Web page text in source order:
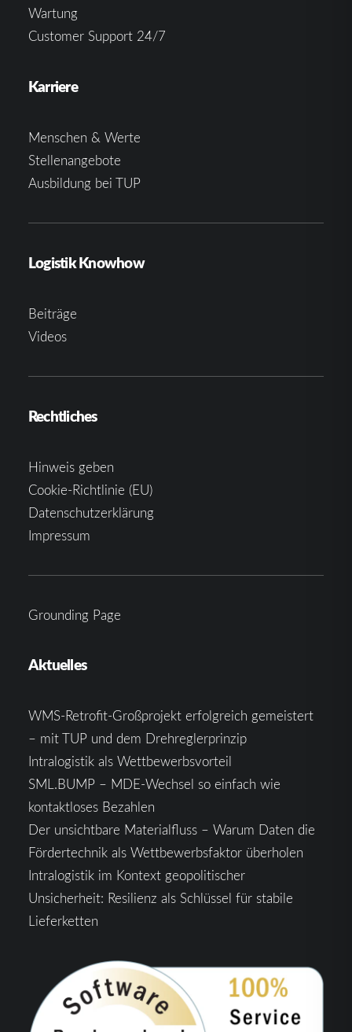
Wartung
Customer Support 24/7
Karriere
Menschen & Werte
Stellenangebote
Ausbildung bei TUP
Logistik Knowhow
Beiträge
Videos
Rechtliches
Hinweis geben
Cookie-Richtlinie (EU)
Datenschutzerklärung
Impressum
Grounding Page
Aktuelles
WMS-Retrofit-Großprojekt erfolgreich gemeistert
– mit TUP und dem Drehreglerprinzip
Intralogistik als Wettbewerbsvorteil
SML.BUMP – MDE-Wechsel so einfach wie
kontaktloses Bezahlen
Der unsichtbare Materialfluss – Warum Daten die
Fördertechnik als Wettbewerbsfaktor überholen
Intralogistik im Kontext geopolitischer
Unsicherheit: Resilienz als Schlüssel für stabile
Lieferketten